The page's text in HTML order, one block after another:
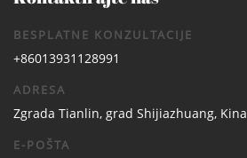
BESPLATNE KONZULTACIJE
+86013931128991
ADRESA
Zgrada Tianlin, grad Shijiazhuang, Kina
E-POŠTA